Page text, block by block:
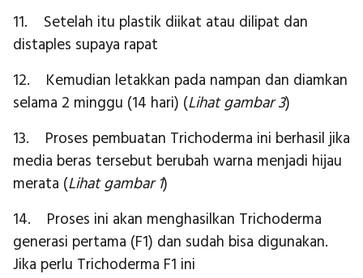
11. Setelah itu plastik diikat atau dilipat dan
distaples supaya rapat
12. Kemudian letakkan pada nampan dan diamkan
selama 2 minggu (14 hari) (Lihat gambar 3)
13. Proses pembuatan Trichoderma ini berhasil jika
media beras tersebut berubah warna menjadi hijau
merata (Lihat gambar 1)
14. Proses ini akan menghasilkan Trichoderma
generasi pertama (F1) dan sudah bisa digunakan.
Jika perlu Trichoderma F1 ini